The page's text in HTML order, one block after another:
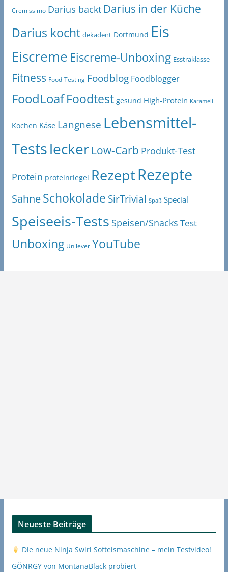
Cremissimo Darius backt Darius in der Küche
Darius kocht dekadent Dortmund Eis
Eiscreme Eiscreme-Unboxing Esstraklasse
Fitness Food-Testing Foodblog Foodblogger
FoodLoaf Foodtest gesund High-Protein Karamell
Kochen Käse Langnese Lebensmittel-
Testslecker Low-Carb Produkt-Test
Protein proteinriegel RezeptRezepte
SahneSchokolade SirTrivial Spaß Special
Speiseeis-Tests Speisen/Snacks Test
Unboxing Unilever YouTube
Neueste Beiträge
Die neue Ninja Swirl Softeismaschine – mein Testvideo!
GÖNRGY von MontanaBlack probiert